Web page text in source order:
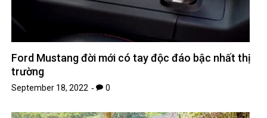
Ford Mustang đời mới có tay độc đáo bậc nhất thị
trường
September 18, 2022 0